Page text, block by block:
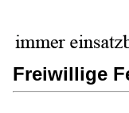
Freiwillige